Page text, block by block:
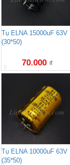
Tụ ELNA 15000uF 63V
(30*50)
70.000 ₫
0
Tụ ELNA 10000uF 63V
(35*50)